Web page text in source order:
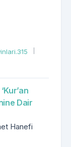
Dair
Hanefi